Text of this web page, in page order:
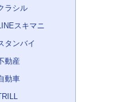
ラシル
スキマニ
タンバイ
動産
動車